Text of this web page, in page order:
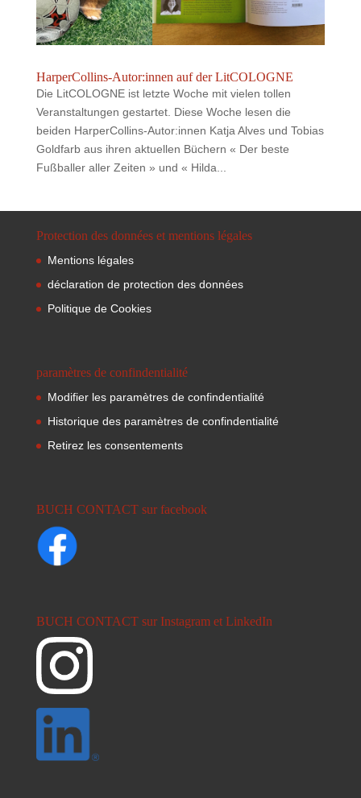
HarperCollins-Autor:innen auf der LitCOLOGNE
Die LitCOLOGNE ist letzte Woche mit vielen tollen
Veranstaltungen gestartet. Diese Woche lesen die
beiden HarperCollins-Autor:innen Katja Alves und Tobias
Goldfarb aus ihren aktuellen Büchern « Der beste
Fußballer aller Zeiten » und « Hilda...
Protection des données et mentions légales
Mentions légales
déclaration de protection des données
Politique de Cookies
paramètres de confindentialité
Modifier les paramètres de confindentialité
Historique des paramètres de confindentialité
Retirez les consentements
BUCH CONTACT sur facebook
BUCH CONTACT sur Instagram et LinkedIn